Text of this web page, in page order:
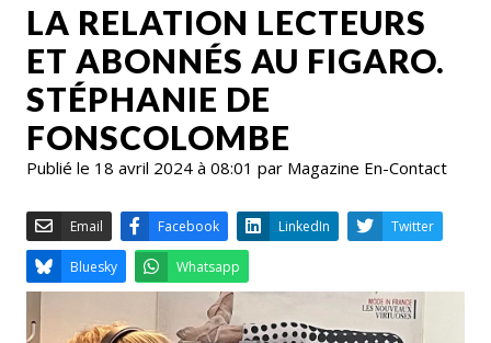
LA RELATION LECTEURS
ET ABONNÉS AU FIGARO.
STÉPHANIE DE
FONSCOLOMBE
Publié le 18 avril 2024 à 08:01 par Magazine En-Contact